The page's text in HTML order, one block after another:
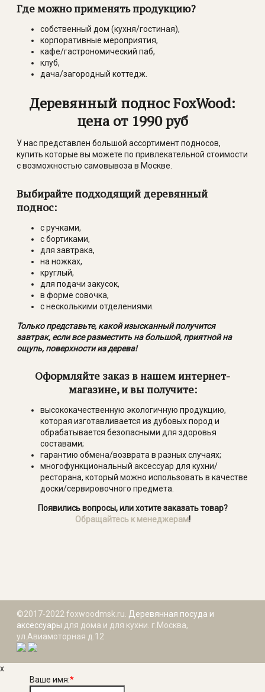
Где можно применять продукцию?
собственный дом (кухня/гостиная),
корпоративные мероприятия,
кафе/гастрономический паб,
клуб,
дача/загородный коттедж.
Деревянный подносFoxWood:
цена от 1990 руб
У нас представлен большой ассортимент подносов,
купить которые вы можете по привлекательной стоимости
с возможностью самовывоза в Москве.
Выбирайте подходящий деревянный
поднос:
с ручками,
с бортиками,
для завтрака,
на ножках,
круглый,
для подачи закусок,
в форме совочка,
с несколькими отделениями.
Только представьте, какой изысканный получится
завтрак, если все разместить на большой, приятной на
ощупь, поверхности из дерева!
Оформляйте заказ в нашем интернет-
магазине, и вы получите:
высококачественную экологичную продукцию,
которая изготавливается из дубовых пород и
обрабатывается безопасными для здоровья
составами;
гарантию обмена/возврата в разных случаях;
многофункциональный аксессуар для кухни/
ресторана, который можно использовать в качестве
доски/сервировочного предмета.
Появились вопросы, или хотите заказать товар?
Обращайтесь к менеджерам!
©2017-2022 foxwoodmsk.ru. Деревянная посуда и
аксессуары для дома и для кухни. г.Москва,
ул.Авиамоторная д.12
x
Ваше имя:*